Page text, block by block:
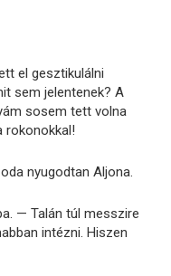
el gesztikulálni
sem jelentenek? A
sosem tett volna
rokonokkal!
nyugodtan Aljona.
— Talán túl messzire
intézni. Hiszen